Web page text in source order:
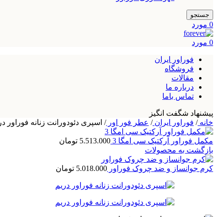
جستجو
0 مورد
0 مورد
فوراور ایران
فروشگاه
مقالات
درباره ما
تماس باما
پیشنهاد شگفت انگیز
خانه/ فوراور ایران/ عطر فور اور/ اسپری دئودورانت زنانه فوراور
مکمل فوراور آرکتیک سی امگا 3 5.513.000 تومان
بازگشت به محصولات
کرم جوانساز و ضد چروک فوراور 5.018.000 تومان